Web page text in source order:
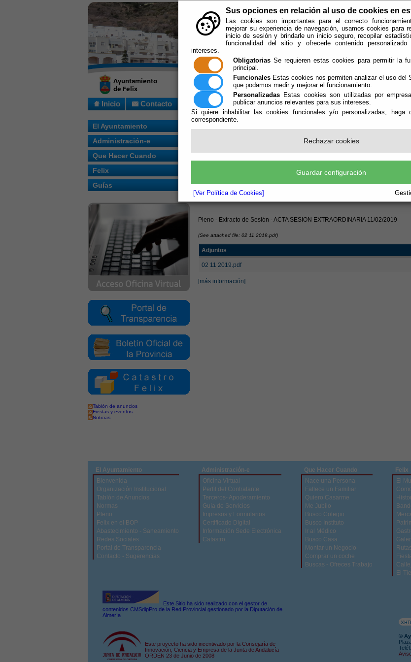
Sus opciones en relación al uso de cookies en
Las cookies son importantes para el correcto
mejorar su experiencia de navegación, usamos cookies para
inicio de sesión y brindarle un inicio seguro, recopilar
funcionalidad del sitio y ofrecerle contenido
intereses.
Obligatorias Se requieren estas cookies para permitir la
principal.
Funcionales Estas cookies nos permiten analizar el uso del
que podamos medir y mejorar el funcionamiento.
Personalizadas Estas cookies son utilizadas por
publicar anuncios relevantes para sus intereses.
Si quiere inhabilitar las cookies funcionales y/o personalizadas, haga
correspondiente.
Rechazar cookies
Guardar configuración
[Ver Política de Cookies]
Inicio Contacto
El Ayuntamiento
Administración-e
Que Hacer Cuando
Felix
Guías
Tablón de anuncios
Fiestas y eventos
Noticias
Usted se encuentra aquí:
ACTA DE SESION
11/02/2019
Ayuntamiento de Felix
Secretaría
Pleno - Extracto de Sesión - ACTA SESION EXTRAORDINARIA 11/02/2019
(See attached file: 02 11 2019.pdf)
Adjuntos
02 11 2019.pdf
[más información]
El Ayuntamiento
Bienvenida
Organización Institucional
Tablón de Anuncios
Normas
Pleno
Felix en el BOP
Abastecimiento - Saneamiento
Redes Sociales
Portal de Transparencia
Contacto - Sugerencias
Administración-e
Oficina Virtual
Perfil del Contratante
Terceros- Apoderamiento
Guía de Servicios
Impresos y Formularios
Certificado Digital
Información Sede Electrónica
Catastro
Que Hacer Cuando
Nace una Persona
Fallece un Familiar
Quiero Casarme
Me Jubilo
Busco Colegio
Busco Instituto
Ir al Médico
Busco Casa
Montar un Negocio
Comprar un coche
Buscas - Ofreces Trabajo
Felix
El
El
Este Sitio ha sido realizado con el gestor de
contenidos CMSdipPro de la Red Provincial gestionado por la Diputación de
Almería
Este proyecto ha sido incentivado por la Consejaría de
Innovación, Ciencia y Empresa de la Junta de Andalucía
ORDEN 23 de Junio de 2008
©